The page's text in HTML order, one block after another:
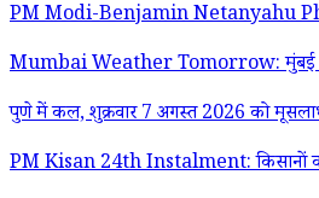
PM Modi-Benjamin Netanyahu Phone
Mumbai Weather Tomorrow: मुंबई में
पुणे में कल, शुक्रवार 7 अगस्त 2026 को
PM Kisan 24th Instalment: किसानों को